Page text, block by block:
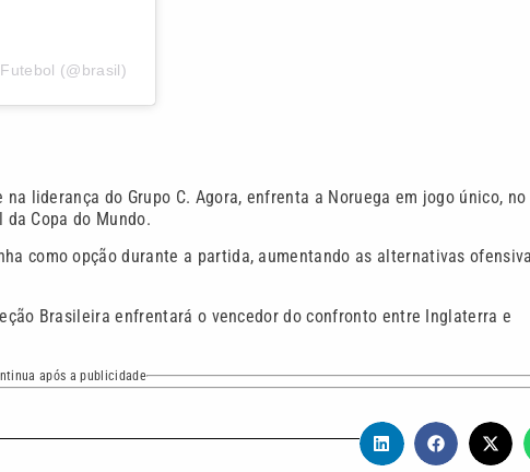
(@brasil)
liderança do Grupo C. Agora, enfrenta a Noruega em jogo único,
Copa do Mundo.
como opção durante a partida, aumentando as alternativas
Brasileira enfrentará o vencedor do confronto entre Inglaterra e
após a publicidade